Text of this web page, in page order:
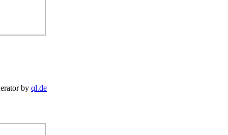
by ql.de